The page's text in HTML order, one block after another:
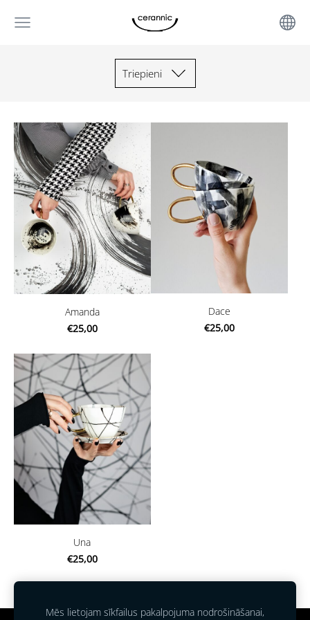
Triepieni
Amanda
€25,00
Dace
€25,00
Una
€25,00
Mēs lietojam sīkfailus pakalpojuma nodrošināšanai,